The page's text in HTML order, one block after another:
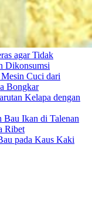
agar Tidak
Dikonsumsi
Cuci dari
Bongkar
Kelapa dengan
Bau Ikan di Talenan
Ribet
pada Kaus Kaki